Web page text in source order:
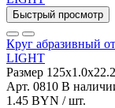
Быстрый просмотр
Круг абразивный
LIGHT
Размер
Арт. 0810 В
1.45 BYN / шт.